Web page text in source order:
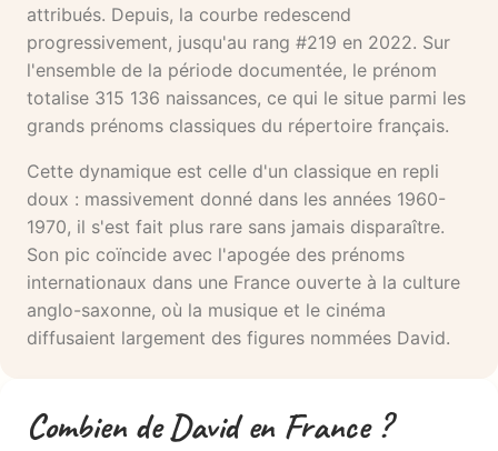
attribués. Depuis, la courbe redescend
progressivement, jusqu'au rang #219 en 2022. Sur
l'ensemble de la période documentée, le prénom
totalise 315 136 naissances, ce qui le situe parmi les
grands prénoms classiques du répertoire français.
Cette dynamique est celle d'un classique en repli
doux : massivement donné dans les années 1960-
1970, il s'est fait plus rare sans jamais disparaître.
Son pic coïncide avec l'apogée des prénoms
internationaux dans une France ouverte à la culture
anglo-saxonne, où la musique et le cinéma
diffusaient largement des figures nommées David.
Combien de David en France ?